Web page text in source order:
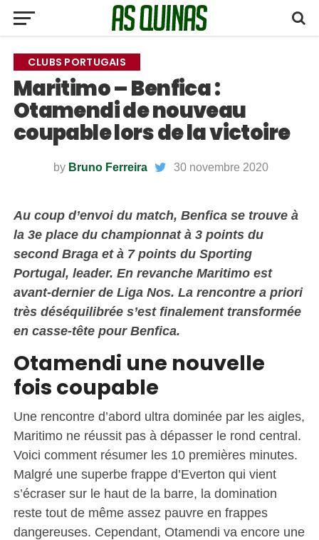
CLUBS PORTUGAIS
Maritimo – Benfica :
Otamendi de nouveau
coupable lors de la victoire
by Bruno Ferreira 30 novembre 2020
Au coup d’envoi du match, Benfica se trouve à
la 3e place du championnat à 3 points du
second Braga et à 7 points du Sporting
Portugal, leader. En revanche Maritimo est
avant-dernier de Liga Nos. La rencontre a priori
très déséquilibrée s’est finalement transformée
en casse-tête pour Benfica.
Otamendi une nouvelle
fois coupable
Une rencontre d’abord ultra dominée par les aigles,
Maritimo ne réussit pas à dépasser le rond central.
Voici comment résumer les 10 premières minutes.
Malgré une superbe frappe d’Everton qui vient
s’écraser sur le haut de la barre, la domination
reste tout de même assez pauvre en frappes
dangereuses. Cependant, Otamendi va encore une